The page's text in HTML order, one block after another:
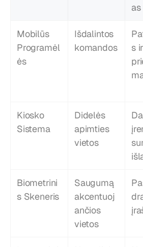
as
Mobilūs
Programėl
ės
Išdalintos
komandos
s ir
Kiosko
Sistema
Didelės
apimties
vietos
Biometrini
s Skeneris
Saugumą
akcentuoj
ančios
vietos